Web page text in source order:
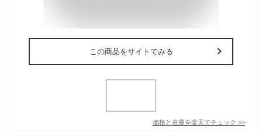
この商品をサイトでみる
価格と在庫を楽天でチェック >>